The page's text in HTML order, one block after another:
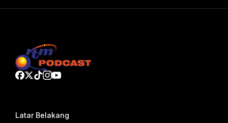
Latar Belakang